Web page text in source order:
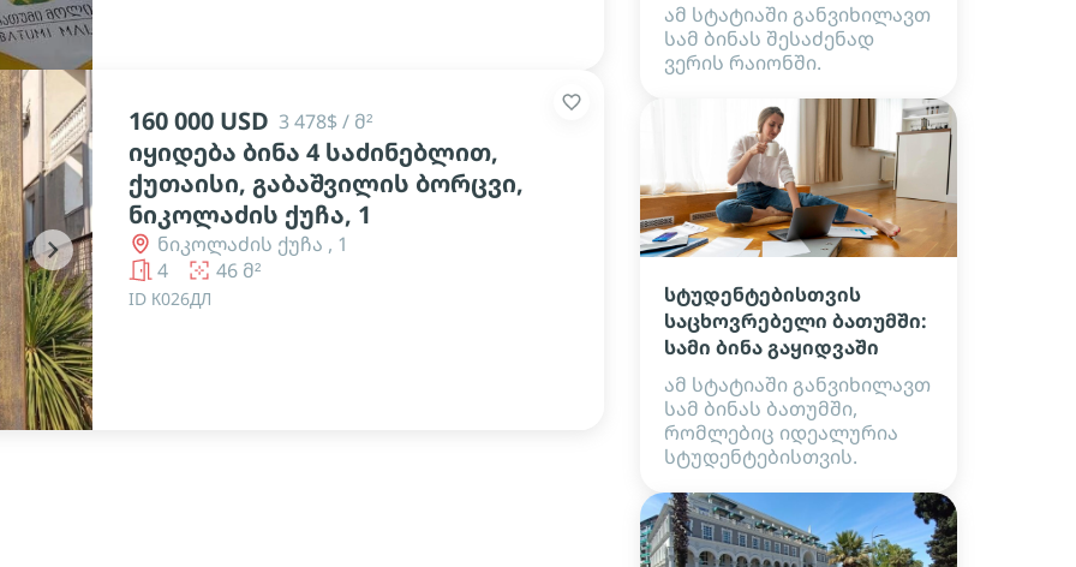
chevron_right
160 000 USD 3 478$ / მ²
იყიდება ბინა 4 საძინებლით,
ქუთაისი, გაბაშვილის ბორცვი,
ნიკოლაძის ქუჩა, 1
ნიკოლაძის ქუჩა , 1
4
46 მ²
ID К026ДЛ
ამ სტატიაში განვიხილავთ
სამ ბინას შესაძენად
ვერის რაიონში.
სტუდენტებისთვის
საცხოვრებელი ბათუმში:
სამი ბინა გაყიდვაში
ამ სტატიაში განვიხილავთ
სამ ბინას ბათუმში,
რომლებიც იდეალურია
სტუდენტებისთვის.